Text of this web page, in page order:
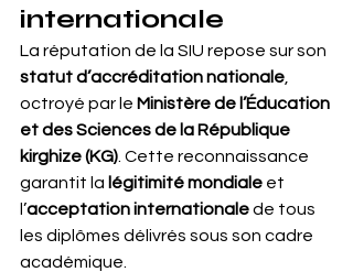
internationale
La réputation de la SIU repose sur son
statut d’accréditation nationale
octroyé par le Ministère de l’Éducation
et des Sciences de la République
kirghize (KG) . Cette reconnaissance
garantit la légitimité mondiale et
l’acceptation internationale de tous
les diplômes délivrés sous son cadre
académique.